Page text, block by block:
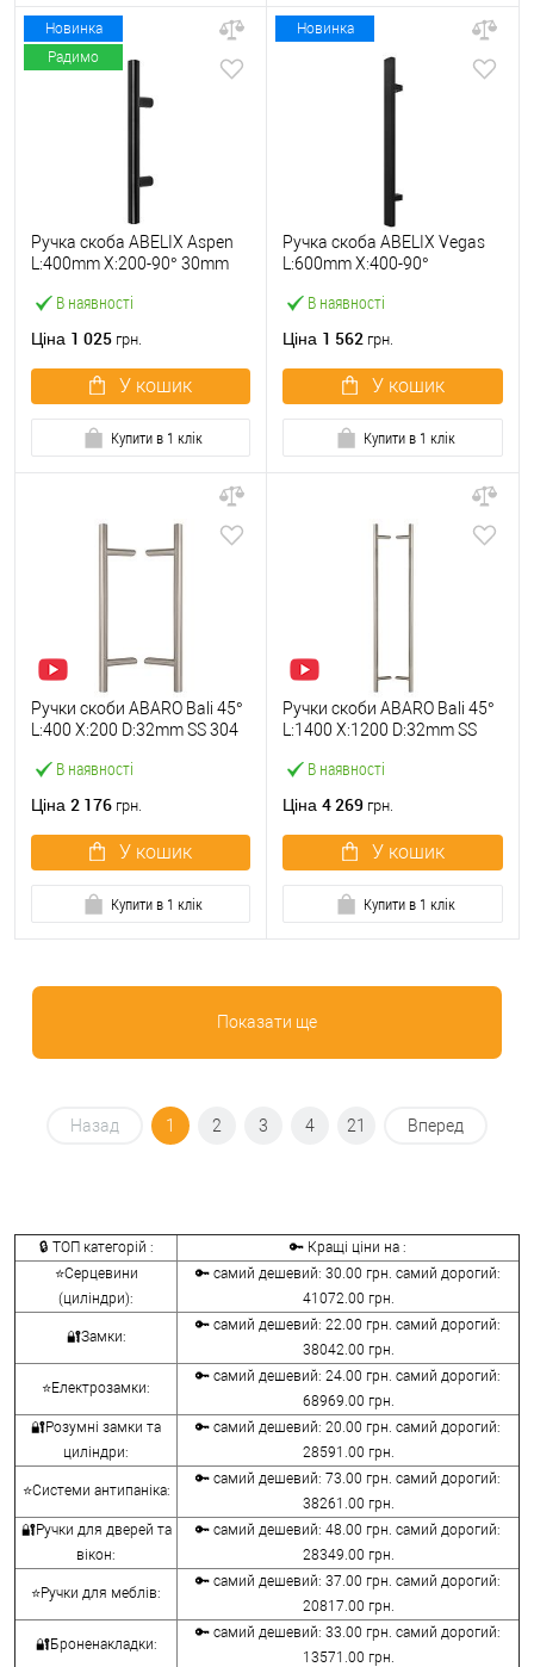
Новинка
Радимо
В наявності
Ручка скоба ABELIX Aspen
L:400mm X:200-90° 30mm
(половинка)
Ціна 1 025 грн.
У кошик
Купити в 1 клік
Новинка
В наявності
Ручка скоба ABELIX Vegas
L:600mm X:400-90°
(половинка)
Ціна 1 562 грн.
У кошик
Купити в 1 клік
В наявності
Ручки скоби ABARO Bali 45°
L:400 X:200 D:32mm SS 304
Ціна 2 176 грн.
У кошик
Купити в 1 клік
В наявності
Ручки скоби ABARO Bali 45°
L:1400 X:1200 D:32mm SS
Ціна 4 269 грн.
У кошик
Купити в 1 клік
Показати ще
Назад 1 2 3 4 21 Вперед
🔒 ТОП категорій :
🔑 Кращі ціни на :
⭐Серцевини
(циліндри):
🔑 самий дешевий: 30.00 грн. самий дорогий:
41072.00 грн.
🔐Замки:
🔑 самий дешевий: 22.00 грн. самий дорогий:
38042.00 грн.
⭐Електрозамки:
🔑 самий дешевий: 24.00 грн. самий дорогий:
68969.00 грн.
🔐Розумні замки та
циліндри:
🔑 самий дешевий: 20.00 грн. самий дорогий:
28591.00 грн.
⭐Системи антипаніка:
🔑 самий дешевий: 73.00 грн. самий дорогий:
38261.00 грн.
🔐Ручки для дверей та
вікон:
🔑 самий дешевий: 48.00 грн. самий дорогий:
28349.00 грн.
⭐Ручки для меблів:
🔑 самий дешевий: 37.00 грн. самий дорогий:
20817.00 грн.
🔐Броненакладки:
🔑 самий дешевий: 33.00 грн. самий дорогий:
13571.00 грн.